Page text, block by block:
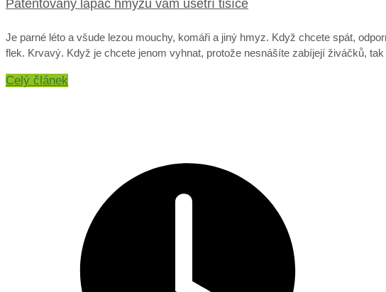
Patentovaný lapač hmyzu vám ušetří tisíce
Je parné léto a všude lezou mouchy, komáři a jiný hmyz. Když chcete spát,
flek. Krvavý. Když je chcete jenom vyhnat, protože nesnášíte zabíjejí živáčků,
Celý článek